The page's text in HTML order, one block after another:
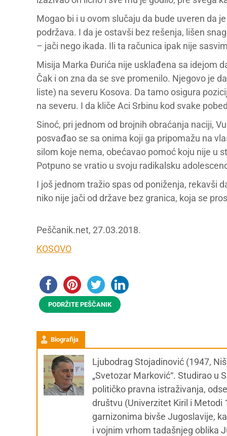
Mogao bi i u ovom slučaju da bude uveren da
podržava. I da je ostavši bez rešenja, lišen
– jači nego ikada. Ili ta računica ipak nije
Misija Marka Đurića nije usklađena sa idejom
Čak i on zna da se sve promenilo. Njegovo je
liste) na severu Kosova. Da tamo osigura
na severu. I da kliče Aci Srbinu kod svake
Sinoć, pri jednom od brojnih obraćanja naciji,
posvađao se sa onima koji ga pripomažu na
silom koje nema, obećavao pomoć koju nije u
Potpuno se vratio u svoju radikalsku
I još jednom tražio spas od poniženja, rekavši
niko nije jači od države bez granica, koja se
Peščanik.net, 27.03.2018.
KOSOVO
PODRŽITE PEŠČANIK
Biografija
Ljubodrag Stojadinović (1947,
„Svetozar Marković“. Studirao u
političko pravna istraživanja,
društvu (Univerzitet Kiril i Metodi
garnizonima bivše Jugoslavije,
i vojnim vrhom tadašnjeg oblika